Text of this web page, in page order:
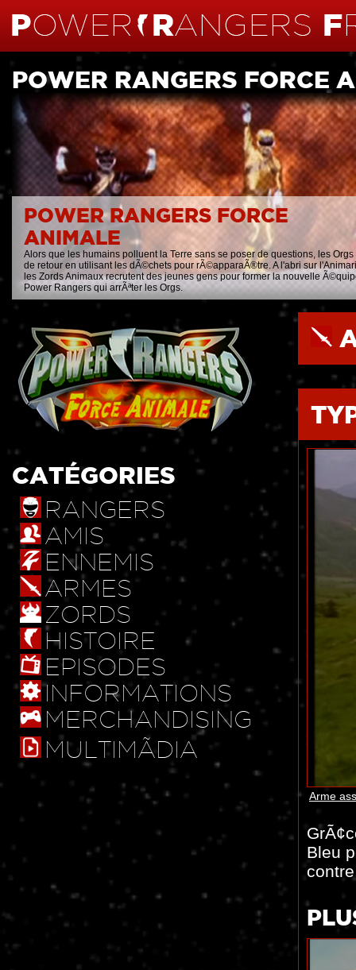
POWER RANGERS FORCE
POWER RANGERS FORCE
ANIMALE
Alors que les humains polluent la Terre sans se poser de questions, les Orgs
de retour en utilisant les dÃ©chets pour rÃ©apparaÃ®tre. A l'abri sur
les Zords Animaux recrutent des jeunes gens pour former la nouvelle
Power Rangers qui arrÃªter les Orgs.
CATÉGORIES
RANGERS
AMIS
ENNEMIS
ARMES
ZORDS
HISTOIRE
EPISODES
INFORMATIONS
MERCHANDISING
MULTIMÃDIA
Arme
Bleu